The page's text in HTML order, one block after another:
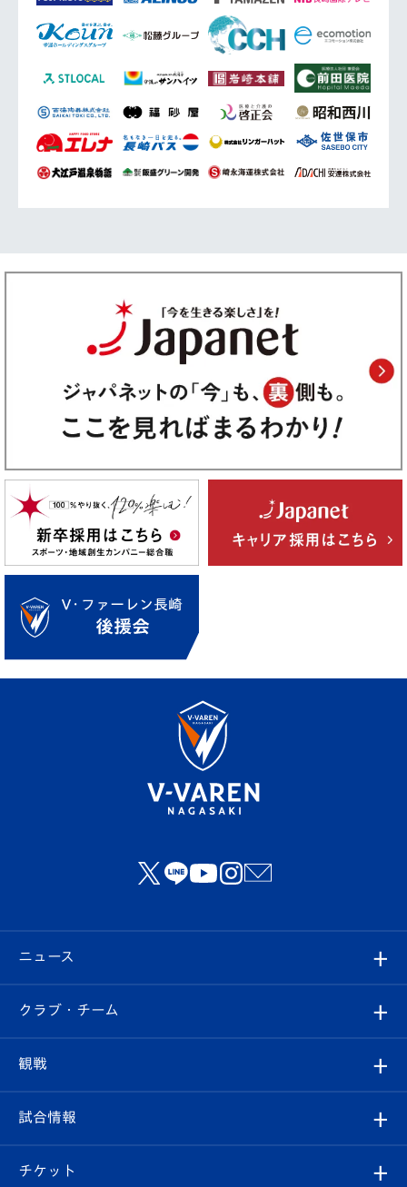
ニュース
すべて
クラブ
試合情報
クラブ・チーム
クラブ概要
観戦
観戦ルール
試合情報
試合日程/結果
チケット